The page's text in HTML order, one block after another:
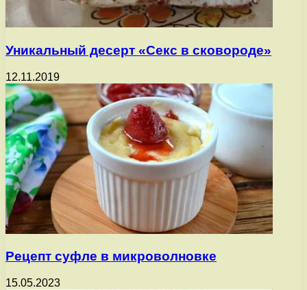
Уникальный десерт «Секс в сковороде»
12.11.2019
Рецепт суфле в микроволновке
15.05.2023